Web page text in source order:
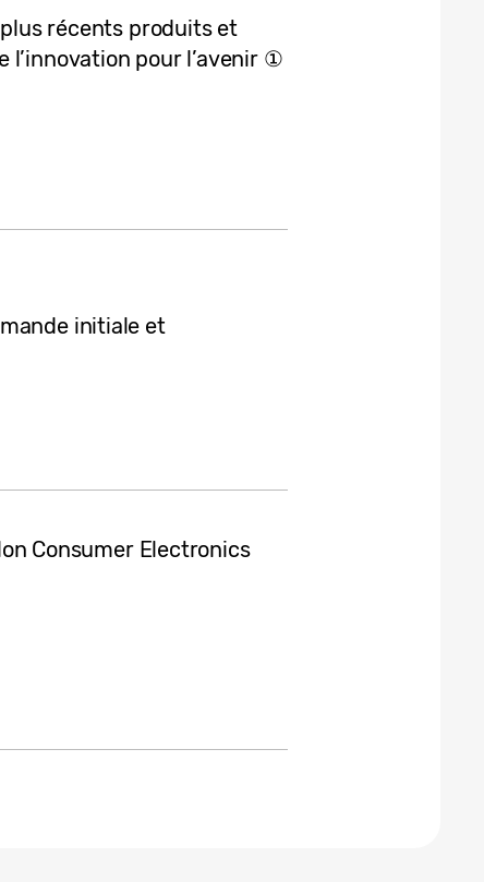
plus récents produits et
pour l’avenir ①
initiale et
Consumer Electronics